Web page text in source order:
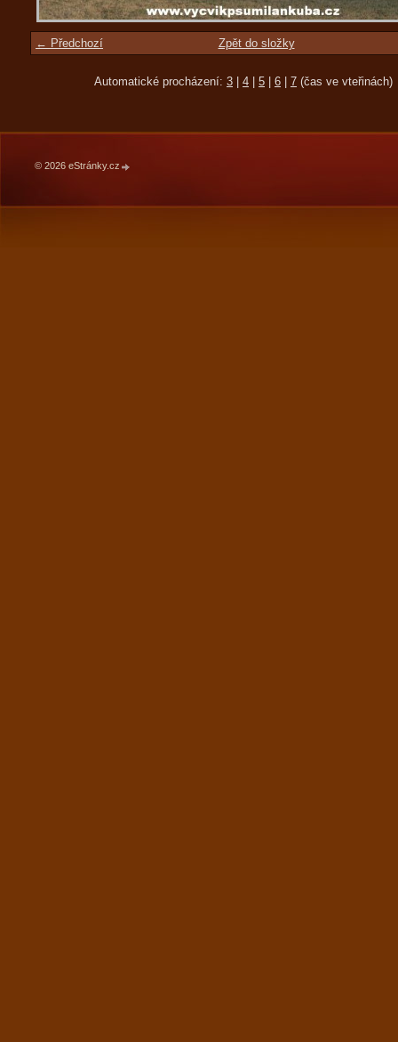
← Předchozí Zpět do složky
Automatické procházení: 3 4 5 6 7 (čas ve vteřinách)
© 2026 eStránky.cz